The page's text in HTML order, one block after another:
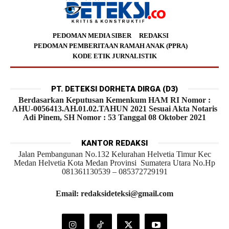
PEDOMAN MEDIA SIBER
REDAKSI
PEDOMAN PEMBERITAAN RAMAH ANAK (PPRA)
KODE ETIK JURNALISTIK
PT. DETEKSI DORHETA DIRGA (D3)
Berdasarkan Keputusan Kemenkum HAM RI Nomor :
AHU-0056413.AH.01.02.TAHUN 2021 Sesuai Akta Notaris
Adi Pinem, SH Nomor : 53 Tanggal 08 Oktober 2021
KANTOR REDAKSI
Jalan Pembangunan No.132 Kelurahan Helvetia Timur Kec
Medan Helvetia Kota Medan Provinsi Sumatera Utara No.Hp
081361130539 – 085372729191
Email: redaksideteksi@gmail.com